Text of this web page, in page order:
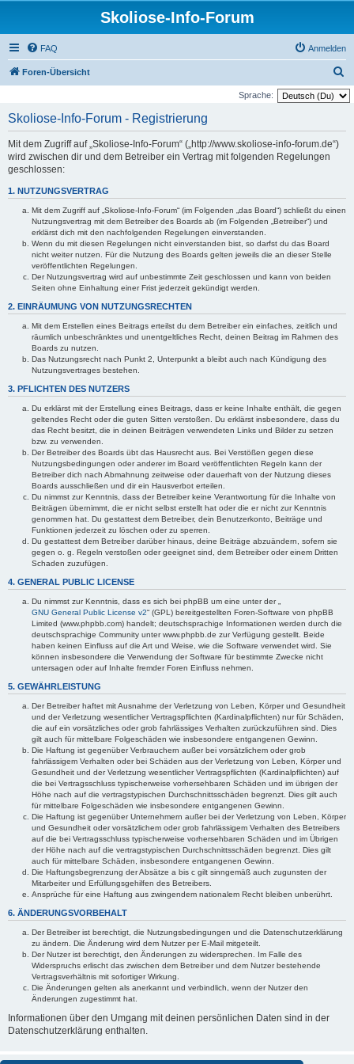
Skoliose-Info-Forum
FAQ Anmelden
Foren-Übersicht
u
Sprache:
Skoliose-Info-Forum - Registrierung
Mit dem Zugriff auf „Skoliose-Info-Forum“ („http://www.skoliose-info-forum.de“)
wird zwischen dir und dem Betreiber ein Vertrag mit folgenden Regelungen
geschlossen:
1. NUTZUNGSVERTRAG
Mit dem Zugriff auf „Skoliose-Info-Forum“ (im Folgenden „das Board“) schließt du einen
Nutzungsvertrag mit dem Betreiber des Boards ab (im Folgenden „Betreiber“) und
erklärst dich mit den nachfolgenden Regelungen einverstanden.
Wenn du mit diesen Regelungen nicht einverstanden bist, so darfst du das Board
nicht weiter nutzen. Für die Nutzung des Boards gelten jeweils die an dieser Stelle
veröffentlichten Regelungen.
Der Nutzungsvertrag wird auf unbestimmte Zeit geschlossen und kann von beiden
Seiten ohne Einhaltung einer Frist jederzeit gekündigt werden.
2. EINRÄUMUNG VON NUTZUNGSRECHTEN
Mit dem Erstellen eines Beitrags erteilst du dem Betreiber ein einfaches, zeitlich und
räumlich unbeschränktes und unentgeltliches Recht, deinen Beitrag im Rahmen des
Boards zu nutzen.
Das Nutzungsrecht nach Punkt 2, Unterpunkt a bleibt auch nach Kündigung des
Nutzungsvertrages bestehen.
3. PFLICHTEN DES NUTZERS
Du erklärst mit der Erstellung eines Beitrags, dass er keine Inhalte enthält, die gegen
geltendes Recht oder die guten Sitten verstoßen. Du erklärst insbesondere, dass du
das Recht besitzt, die in deinen Beiträgen verwendeten Links und Bilder zu setzen
bzw. zu verwenden.
Der Betreiber des Boards übt das Hausrecht aus. Bei Verstößen gegen diese
Nutzungsbedingungen oder anderer im Board veröffentlichten Regeln kann der
Betreiber dich nach Abmahnung zeitweise oder dauerhaft von der Nutzung dieses
Boards ausschließen und dir ein Hausverbot erteilen.
Du nimmst zur Kenntnis, dass der Betreiber keine Verantwortung für die Inhalte von
Beiträgen übernimmt, die er nicht selbst erstellt hat oder die er nicht zur Kenntnis
genommen hat. Du gestattest dem Betreiber, dein Benutzerkonto, Beiträge und
Funktionen jederzeit zu löschen oder zu sperren.
Du gestattest dem Betreiber darüber hinaus, deine Beiträge abzuändern, sofern sie
gegen o. g. Regeln verstoßen oder geeignet sind, dem Betreiber oder einem Dritten
Schaden zuzufügen.
4. GENERAL PUBLIC LICENSE
Du nimmst zur Kenntnis, dass es sich bei phpBB um eine unter der „
GNU General Public License v2“ (GPL) bereitgestellten Foren-Software von phpBB
Limited (www.phpbb.com) handelt; deutschsprachige Informationen werden durch die
deutschsprachige Community unter www.phpbb.de zur Verfügung gestellt. Beide
haben keinen Einfluss auf die Art und Weise, wie die Software verwendet wird. Sie
können insbesondere die Verwendung der Software für bestimmte Zwecke nicht
untersagen oder auf Inhalte fremder Foren Einfluss nehmen.
5. GEWÄHRLEISTUNG
Der Betreiber haftet mit Ausnahme der Verletzung von Leben, Körper und Gesundheit
und der Verletzung wesentlicher Vertragspflichten (Kardinalpflichten) nur für Schäden,
die auf ein vorsätzliches oder grob fahrlässiges Verhalten zurückzuführen sind. Dies
gilt auch für mittelbare Folgeschäden wie insbesondere entgangenen Gewinn.
Die Haftung ist gegenüber Verbrauchern außer bei vorsätzlichem oder grob
fahrlässigem Verhalten oder bei Schäden aus der Verletzung von Leben, Körper und
Gesundheit und der Verletzung wesentlicher Vertragspflichten (Kardinalpflichten) auf
die bei Vertragsschluss typischerweise vorhersehbaren Schäden und im übrigen der
Höhe nach auf die vertragstypischen Durchschnittsschäden begrenzt. Dies gilt auch
für mittelbare Folgeschäden wie insbesondere entgangenen Gewinn.
Die Haftung ist gegenüber Unternehmern außer bei der Verletzung von Leben, Körper
und Gesundheit oder vorsätzlichem oder grob fahrlässigem Verhalten des Betreibers
auf die bei Vertragsschluss typischerweise vorhersehbaren Schäden und im Übrigen
der Höhe nach auf die vertragstypischen Durchschnittsschäden begrenzt. Dies gilt
auch für mittelbare Schäden, insbesondere entgangenen Gewinn.
Die Haftungsbegrenzung der Absätze a bis c gilt sinngemäß auch zugunsten der
Mitarbeiter und Erfüllungsgehilfen des Betreibers.
Ansprüche für eine Haftung aus zwingendem nationalem Recht bleiben unberührt.
6. ÄNDERUNGSVORBEHALT
Der Betreiber ist berechtigt, die Nutzungsbedingungen und die Datenschutzerklärung
zu ändern. Die Änderung wird dem Nutzer per E-Mail mitgeteilt.
Der Nutzer ist berechtigt, den Änderungen zu widersprechen. Im Falle des
Widerspruchs erlischt das zwischen dem Betreiber und dem Nutzer bestehende
Vertragsverhältnis mit sofortiger Wirkung.
Die Änderungen gelten als anerkannt und verbindlich, wenn der Nutzer den
Änderungen zugestimmt hat.
Informationen über den Umgang mit deinen persönlichen Daten sind in der
Datenschutzerklärung enthalten.